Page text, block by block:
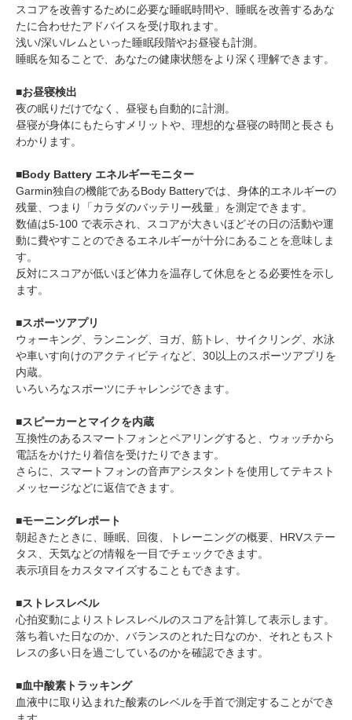
スコアを改善するために必要な睡眠時間や、睡眠を改善するあな
たに合わせたアドバイスを受け取れます。
浅い/深い/レムといった睡眠段階やお昼寝も計測。
睡眠を知ることで、あなたの健康状態をより深く理解できます。
■お昼寝検出
夜の眠りだけでなく、昼寝も自動的に計測。
昼寝が身体にもたらすメリットや、理想的な昼寝の時間と長さも
わかります。
■Body Battery エネルギーモニター
Garmin独自の機能であるBody Batteryでは、身体的エネルギーの
残量、つまり「カラダのバッテリー残量」を測定できます。
数値は5-100 で表示され、スコアが大きいほどその日の活動や運
動に費やすことのできるエネルギーが十分にあることを意味しま
す。
反対にスコアが低いほど体力を温存して休息をとる必要性を示し
ます。
■スポーツアプリ
ウォーキング、ランニング、ヨガ、筋トレ、サイクリング、水泳
や車いす向けのアクティビティなど、30以上のスポーツアプリを
内蔵。
いろいろなスポーツにチャレンジできます。
■スピーカーとマイクを内蔵
互換性のあるスマートフォンとペアリングすると、ウォッチから
電話をかけたり着信を受けたりできます。
さらに、スマートフォンの音声アシスタントを使用してテキスト
メッセージなどに返信できます。
■モーニングレポート
朝起きたときに、睡眠、回復、トレーニングの概要、HRVステー
タス、天気などの情報を一目でチェックできます。
表示項目をカスタマイズすることもできます。
■ストレスレベル
心拍変動によりストレスレベルのスコアを計算して表示します。
落ち着いた日なのか、バランスのとれた日なのか、それともスト
レスの多い日を過ごしているのかを確認できます。
■血中酸素トラッキング
血液中に取り込まれた酸素のレベルを手首で測定することができ